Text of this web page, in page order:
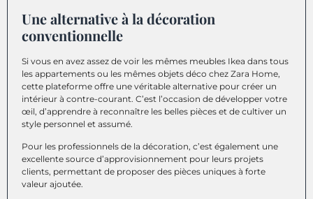
Une alternative à la décoration
conventionnelle
Si vous en avez assez de voir les mêmes meubles Ikea dans tous
les appartements ou les mêmes objets déco chez Zara Home,
cette plateforme offre une véritable alternative pour créer un
intérieur à contre-courant. C’est l’occasion de développer votre
œil, d’apprendre à reconnaître les belles pièces et de cultiver un
style personnel et assumé.
Pour les professionnels de la décoration, c’est également une
excellente source d’approvisionnement pour leurs projets
clients, permettant de proposer des pièces uniques à forte
valeur ajoutée.